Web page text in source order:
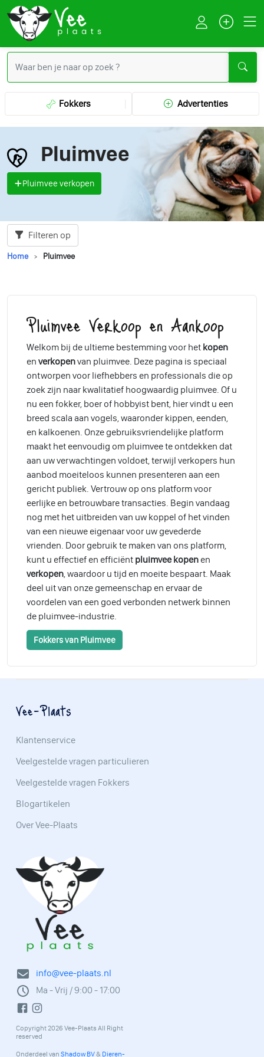
Fokkers Advertenties
Pluimvee
Pluimvee verkopen
Filteren op
Home Pluimvee
Pluimvee Verkoop en Aankoop
Welkom bij de ultieme bestemming voor het kopen
en verkopenvan pluimvee. Deze pagina is speciaal
ontworpen voor liefhebbers en professionals die op
zoek zijn naar kwalitatief hoogwaardig pluimvee. Of u
nu een fokker, boer of hobbyist bent, hier vindt u een
breed scala aan vogels, waaronder kippen, eenden,
en kalkoenen. Onze gebruiksvriendelijke platform
maakt het eenvoudig om pluimvee te ontdekken dat
aan uw verwachtingen voldoet, terwijl verkopers hun
aanbod moeiteloos kunnen presenteren aan een
gericht publiek. Vertrouw op ons platform voor
eerlijke en betrouwbare transacties. Begin vandaag
nog met het uitbreiden van uw koppel of het vinden
van een nieuwe eigenaar voor uw gevederde
vrienden. Door gebruik te maken van ons platform,
kunt u effectief en efficiënt pluimvee kopen en
verkopen, waardoor u tijd en moeite bespaart. Maak
deel uit van onze gemeenschap en ervaar de
voordelen van een goed verbonden netwerk binnen
de pluimvee-industrie.
Fokkers van Pluimvee
info@vee-plaats.nl
Ma - Vrij / 9:00 - 17:00
Copyright 2026 Vee-Plaats All Right
reserved
Onderdeel van Shadow BV& Dieren-
Vee-Plaats
Klantenservice
Veelgestelde vragen particulieren
Veelgestelde vragen Fokkers
Blogartikelen
Over Vee-Plaats